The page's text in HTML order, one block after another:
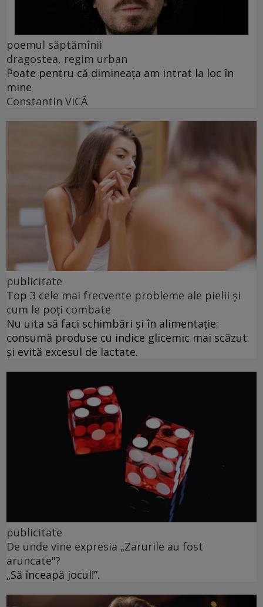
poemul săptămînii
dragostea, regim urban
Poate pentru că dimineața am intrat la loc în
mine
Constantin VICĂ
publicitate
Top 3 cele mai frecvente probleme ale pielii și
cum le poți combate
Nu uita să faci schimbări și în alimentație:
consumă produse cu indice glicemic mai scăzut
și evită excesul de lactate.
publicitate
De unde vine expresia „Zarurile au fost
aruncate"?
„Să înceapă jocul!”.